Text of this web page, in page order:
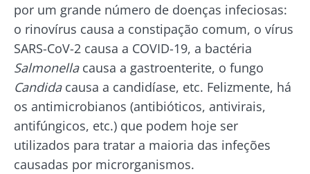
por um grande número de doenças infeciosas:
o rinovírus causa a constipação comum, o vírus
SARS-CoV-2 causa a COVID-19, a bactéria
Salmonella causa a gastroenterite, o fungo
Candida causa a candidíase, etc. Felizmente, há
os antimicrobianos (antibióticos, antivirais,
antifúngicos, etc.) que podem hoje ser
utilizados para tratar a maioria das infeções
causadas por microrganismos.